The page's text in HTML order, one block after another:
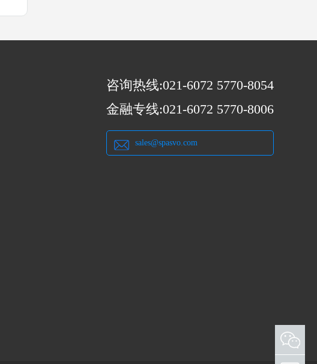
咨询热线:021-6072 5770-8054
金融专线:021-6072 5770-8006
sales@spasvo.com